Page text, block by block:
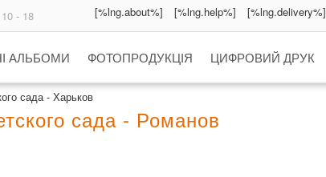
- 18 [%lng.about%] [%lng.help%] [%lng.delivery%]
АЛЬБОМИ ФОТОПРОДУКЦІЯ ЦИФРОВИЙ ДРУК
сада - Харьков
сада - Романов